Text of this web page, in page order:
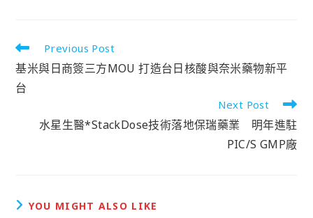
Previous Post
基米與日商簽三方MOU 打造台日核酸與奈米藥物新平
台
Next Post
水星生醫*StackDose技術落地保瑞藥業 明年進駐
PIC/S GMP廠
YOU MIGHT ALSO LIKE